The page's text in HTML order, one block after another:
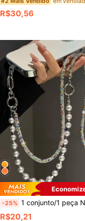
R$30,56
-25% 1 conjunto/1 peça Novo Cordão de Telefone 3 em 1 Destacável, Alça Transversal Ajustável Premium com Pérola para Pulso e Pescoço, Adequado para Viagens ao Ar Livre, Caminhadas, Trekking, Compras, Todas as Estações, Unissex, Pulseira para
R$20,21